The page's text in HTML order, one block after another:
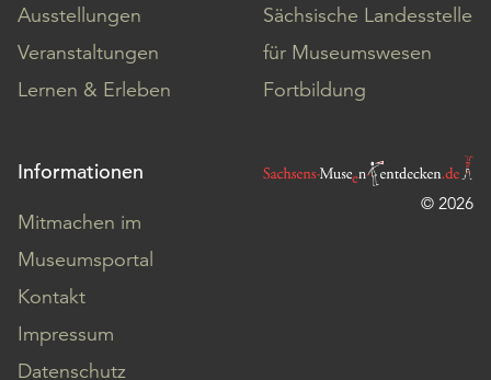
Ausstellungen
Veranstaltungen
Lernen & Erleben
Sächsische Landesstelle
für Museumswesen
Fortbildung
Informationen
Mitmachen im
Museumsportal
Kontakt
Impressum
Datenschutz
© 2026